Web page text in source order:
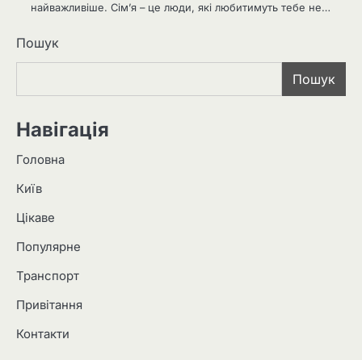
найважливіше. Сім’я – це люди, які любитимуть тебе не…
Пошук
Пошук
Навігація
Головна
Київ
Цікаве
Популярне
Транспорт
Привітання
Контакти